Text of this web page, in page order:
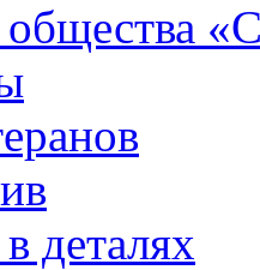
деталях